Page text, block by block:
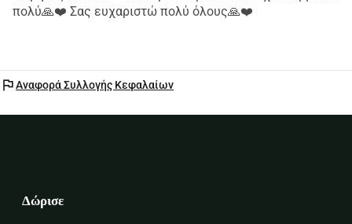
πολύ🙏❤️ Σας ευχαριστώ πολύ όλους🙏❤️
flagΑναφορά Συλλογής Κεφαλαίων
Δώρισε